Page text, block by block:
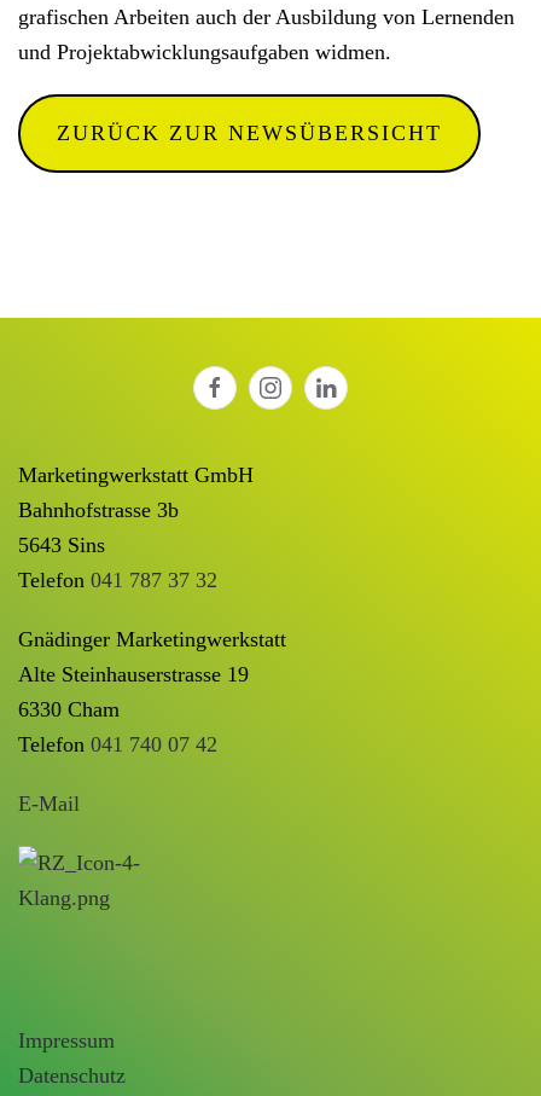
grafischen Arbeiten auch der Ausbildung von Lernenden
und Projektabwicklungsaufgaben widmen.
ZURÜCK ZUR NEWSÜBERSICHT
Marketingwerkstatt GmbH
Bahnhofstrasse 3b
5643 Sins
Telefon 041 787 37 32
Gnädinger Marketingwerkstatt
Alte Steinhauserstrasse 19
6330 Cham
Telefon 041 740 07 42
E-Mail
Impressum
Datenschutz